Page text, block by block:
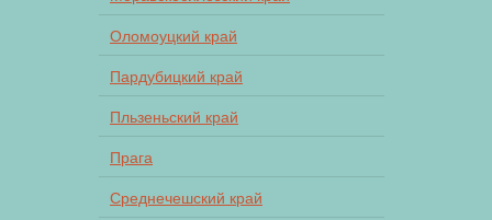
Оломоуцкий край
Пардубицкий край
Пльзеньский край
Прага
Среднечешский край